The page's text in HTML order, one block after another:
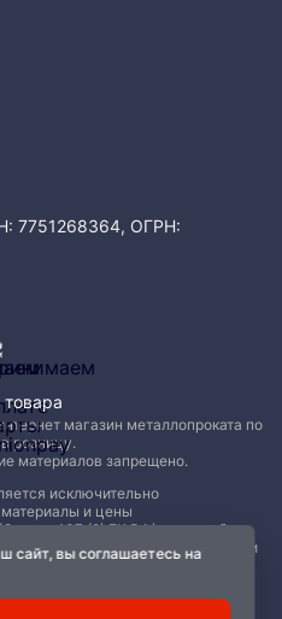
сайт, вы соглашаетесь на
ОГРН:
магазин металлопроката по
розницу.
материалов запрещено.
исключительно
и цены
437 (2) ГК РФ)и могут быть
наличия, характеристик и
в офисы продаж.
соглашение|